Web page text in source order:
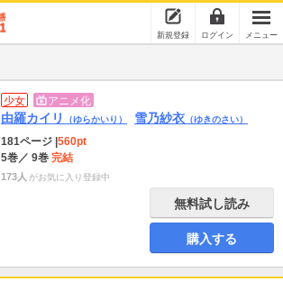
新規登録 ログイン メニュー
少女 アニメ化
由羅カイリ （ゆらかいり） 雪乃紗衣 （ゆきのさい）
181ページ 560pt
5巻／ 9巻 完結
173人 がお気に入り登録中
無料試し読み
購入する